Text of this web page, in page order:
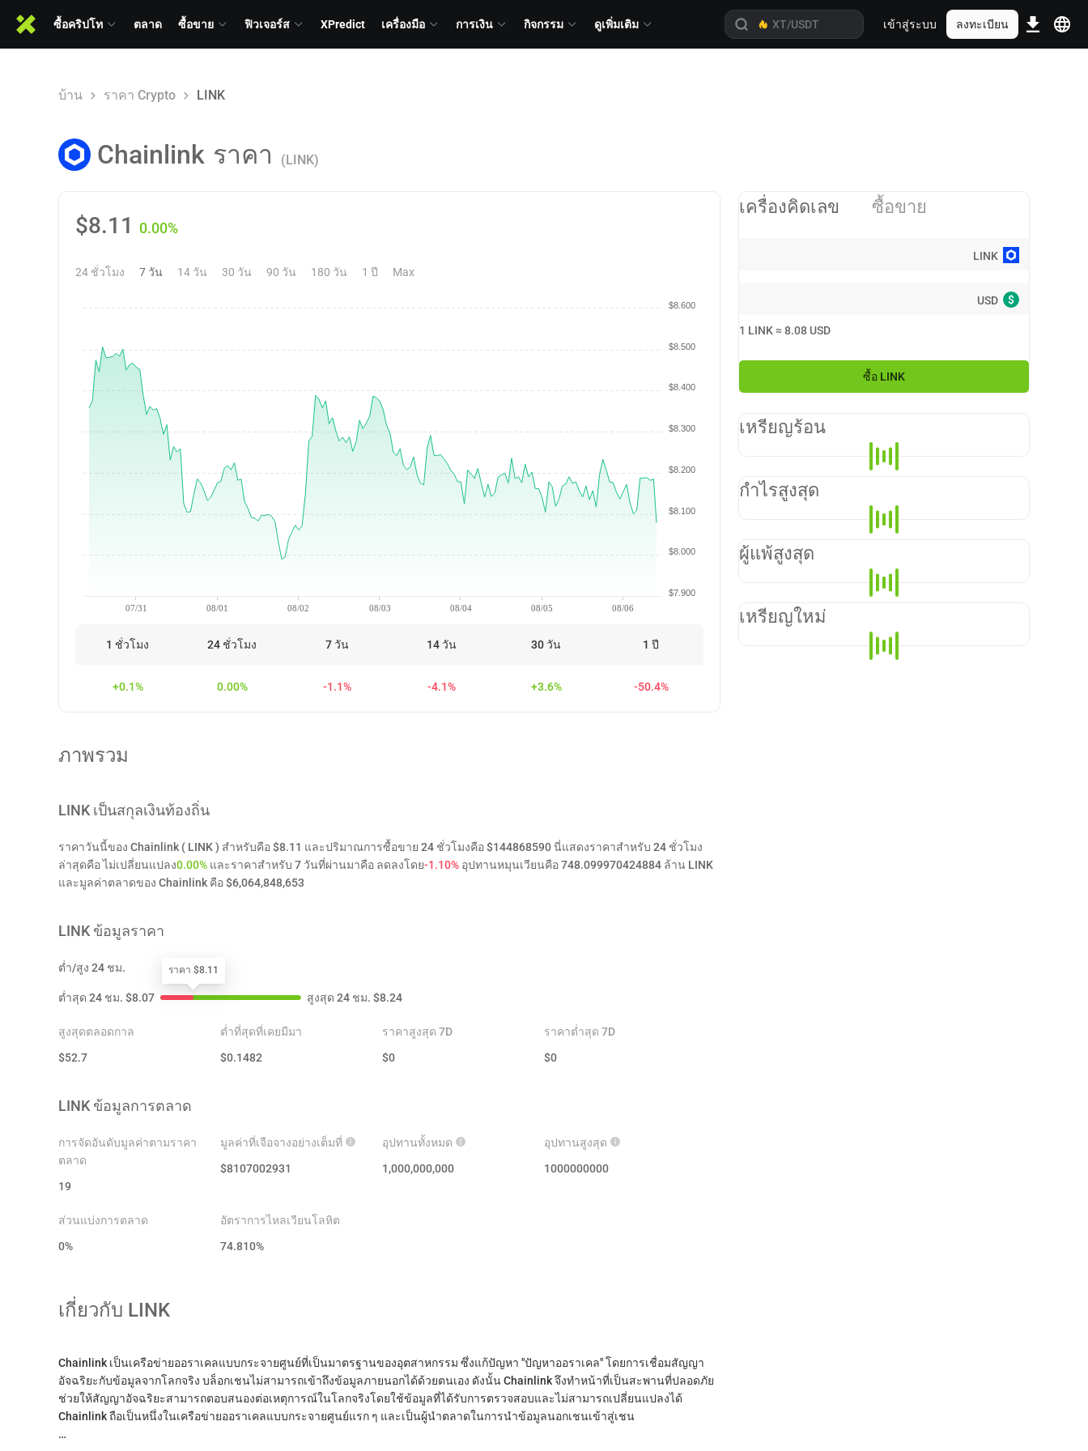
ซื้อคริปโท ตลาด ซื้อขาย ฟิวเจอร์ส XPredict เครื่องมือ การเงิน กิจกรรม ดูเพิ่มเติม เข้าสู่ระบบ ลงทะเบียน
บ้าน ราคา Crypto LINK
Chainlink ราคา (LINK)
$8.11 0.00%
24 ชั่วโมง 7 วัน 14 วัน 30 วัน 90 วัน 180 วัน 1 ปี Max
07/31 08/01 08/02 08/03 08/04 08/05 08/06
$7.900
$8.000
$8.100
$8.200
$8.300
$8.400
$8.500
$8.600
1 ชั่วโมง 24 ชั่วโมง 7 วัน 14 วัน 30 วัน 1 ปี
+0.1% 0.00% -1.1% -4.1% +3.6% -50.4%
ภาพรวม
LINK เป็นสกุลเงินท้องถิ่น
ราคาวันนี้ของ Chainlink ( LINK ) สำหรับคือ $8.11 และปริมาณการซื้อขาย 24 ชั่วโมงคือ $144868590 นี่แสดงราคาสำหรับ 24 ชั่วโมง
ล่าสุดคือ ไม่เปลี่ยนแปลง0.00% และราคาสำหรับ 7 วันที่ผ่านมาคือ ลดลงโดย-1.10% อุปทานหมุนเวียนคือ 748.099970424884 ล้าน LINK
และมูลค่าตลาดของ Chainlink คือ $6,064,848,653
LINK ข้อมูลราคา
ต่ำ/สูง 24 ชม.
ต่ำสุด 24 ชม. $8.07
ราคา $8.11
สูงสุด 24 ชม. $8.24
สูงสุดตลอดกาล
$52.7
ต่ำที่สุดที่เคยมีมา
$0.1482
ราคาสูงสุด 7D
$0
ราคาต่ำสุด 7D
$0
LINK ข้อมูลการตลาด
การจัดอันดับมูลค่าตามราคา
ตลาด
19
มูลค่าที่เจือจางอย่างเต็มที่
$8107002931
อุปทานทั้งหมด
1,000,000,000
อุปทานสูงสุด
1000000000
ส่วนแบ่งการตลาด
0%
อัตราการไหลเวียนโลหิต
74.810%
เกี่ยวกับ LINK
Chainlink เป็นเครือข่ายออราเคลแบบกระจายศูนย์ที่เป็นมาตรฐานของอุตสาหกรรม ซึ่งแก้ปัญหา "ปัญหาออราเคล" โดยการเชื่อมสัญญา
อัจฉริยะกับข้อมูลจากโลกจริง บล็อกเชนไม่สามารถเข้าถึงข้อมูลภายนอกได้ด้วยตนเอง ดังนั้น Chainlink จึงทำหน้าที่เป็นสะพานที่ปลอดภัย
ช่วยให้สัญญาอัจฉริยะสามารถตอบสนองต่อเหตุการณ์ในโลกจริงโดยใช้ข้อมูลที่ได้รับการตรวจสอบและไม่สามารถเปลี่ยนแปลงได้
Chainlink ถือเป็นหนึ่งในเครือข่ายออราเคลแบบกระจายศูนย์แรก ๆ และเป็นผู้นำตลาดในการนำข้อมูลนอกเชนเข้าสู่เชน
เครื่องคิดเลข ซื้อขาย
LINK
USD $
1 LINK≈8.08 USD
ซื้อ LINK
เหรียญร้อน
กำไรสูงสุด
ผู้แพ้สูงสุด
เหรียญใหม่